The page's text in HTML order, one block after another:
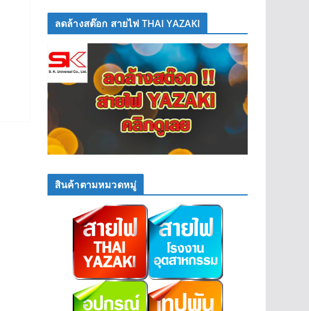
ลดล้างสต๊อก สายไฟ THAI YAZAKI
สินค้าตามหมวดหมู่